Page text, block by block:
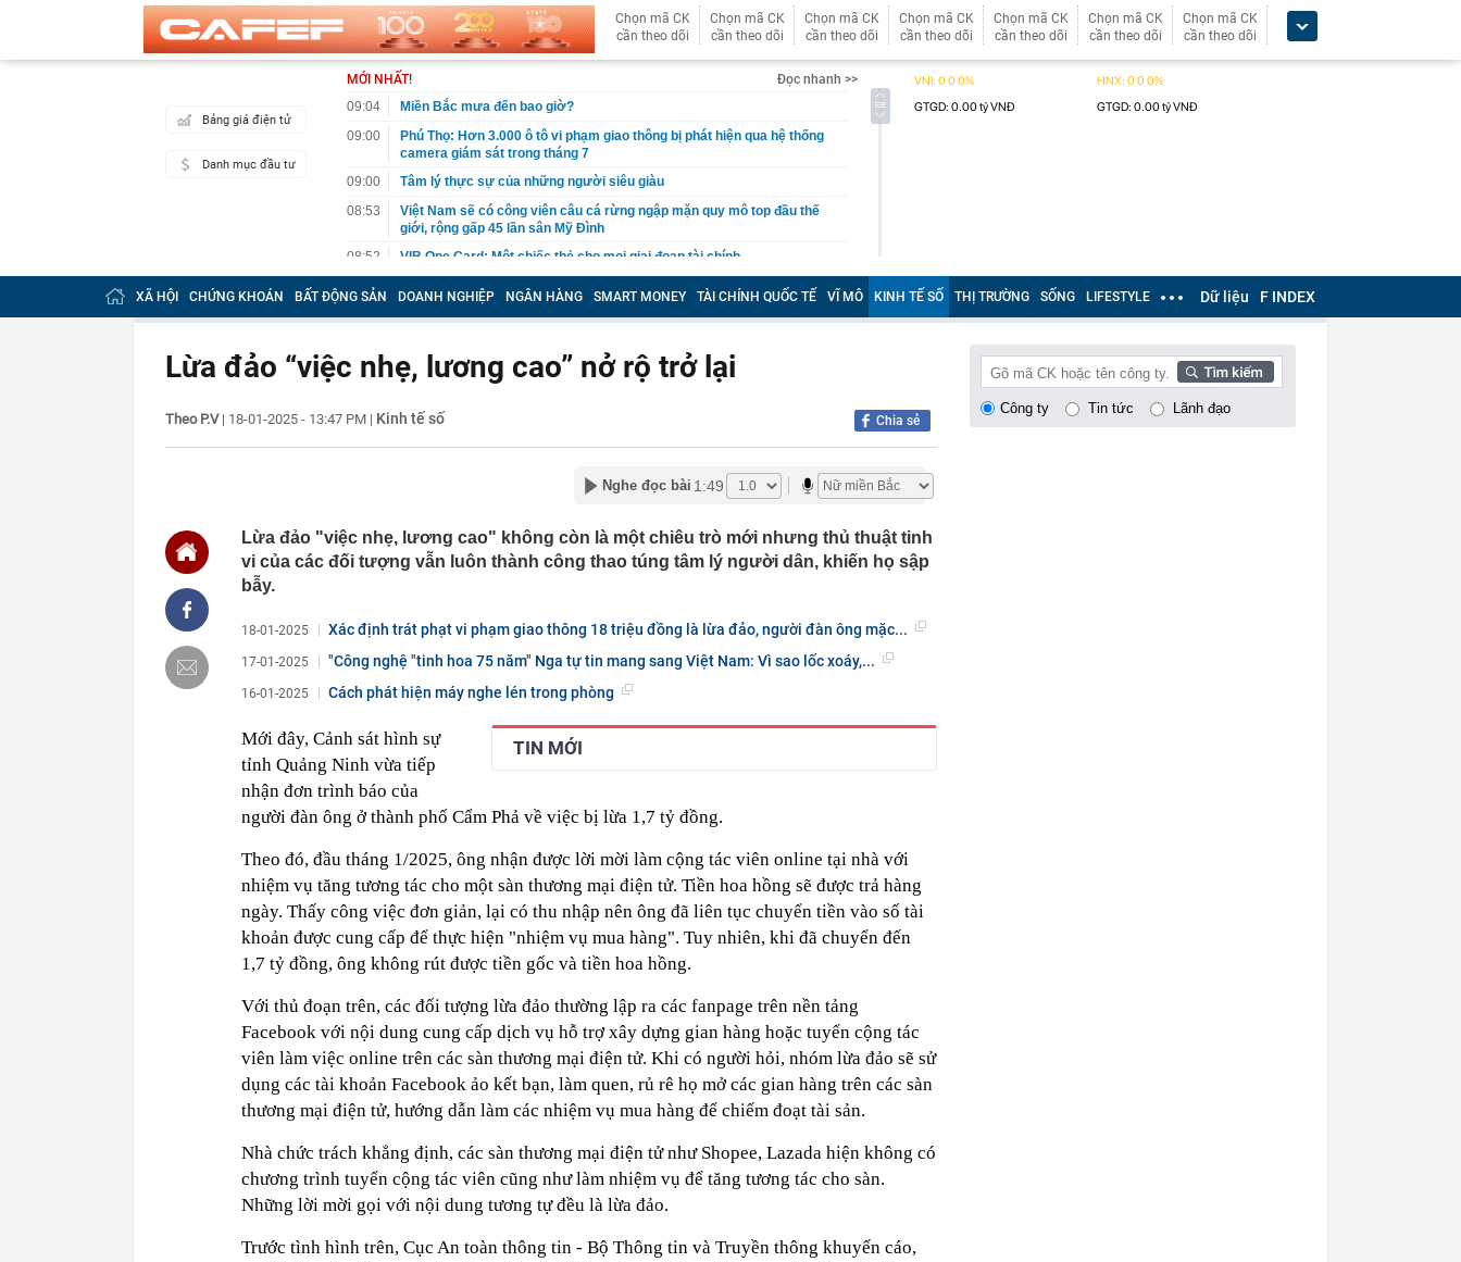
Chọn mã CK
cần theo dõi
Chọn mã CK
cần theo dõi
Chọn mã CK
cần theo dõi
Chọn mã CK
cần theo dõi
Chọn mã CK
cần theo dõi
Chọn mã CK
cần theo dõi
Chọn mã CK
cần theo dõi
Bảng giá điện tử
Danh mục đầu tư
MỚI NHẤT!
Đọc nhanh >>
09:04
Miền Bắc mưa đến bao giờ?
09:00
Phú Thọ: Hơn 3.000 ô tô vi phạm giao thông bị phát hiện qua hệ thống
camera giám sát trong tháng 7
09:00
Tâm lý thực sự của những người siêu giàu
08:53
Việt Nam sẽ có công viên câu cá rừng ngập mặn quy mô top đầu thế
giới, rộng gấp 45 lần sân Mỹ Đình
08:52
VIB One Card: Một chiếc thẻ cho mọi giai đoạn tài chính
08:50
Lý do nhà vệ sinh thường nằm ở ngoài rìa công viên?
08:47
Thông báo quan trọng đến tất cả người dùng VNeID
đây mới là xu hướng đang được ưa chuộng
08:38
Biệt thự 1.800m² gây ấn tượng với hồ nước và loạt giải pháp tiết kiệm
hiện trường lập tức bị phong tỏa
ở xã hội 6.000 tỷ đồng
08:32
Vĩnh Long: Người dân phát sinh giao dịch chuyển khoản có nội dung
sau, cần nhanh chóng trình báo công an
chóng nộp phạt nguội theo Nghị định 168
thách thức Honda Air Blade và Yamaha NVX
08:27
Ngày 7/8, Quốc hội thảo luận về chính sách đặc thù cho các dự án
08:26
Không còn chạy đua mở rộng quy mô, các đại gia BĐS đang sẽ làm gì
trong bối cảnh mới?
08:26
Nghịch lý lớn nhất của cuộc cách mạng AI
08:23
Bát phở 25.000 đồng giữa trung tâm Hà Nội gây sốt: "Cứ tưởng nhìn
nhầm, phải dụi mắt mấy lần"
08:18
Thông báo quan trọng đến người thường xuyên giao dịch chuyển
khoản
XÃ HỘI CHỨNG KHOÁN BẤT ĐỘNG SẢN DOANH NGHIỆP NGÂN HÀNG SMART MONEY TÀI CHÍNH QUỐC TẾ VĨ MÔ KINH TẾ SỐ THỊ TRƯỜNG SỐNG LIFESTYLE Dữ liệu F INDEX
Lừa đảo “việc nhẹ, lương cao” nở rộ trở lại
Theo P.V| 18-01-2025 - 13:47 PM | Kinh tế số Chia sẻ
Nghe đọc bài 1:49
Lừa đảo "việc nhẹ, lương cao" không còn là một chiêu trò mới nhưng thủ thuật tinh
vi của các đối tượng vẫn luôn thành công thao túng tâm lý người dân, khiến họ sập
bẫy.
18-01-2025 Xác định trát phạt vi phạm giao thông 18 triệu đồng là lừa đảo, người đàn ông mặc...
17-01-2025 "Công nghệ "tinh hoa 75 năm" Nga tự tin mang sang Việt Nam: Vì sao lốc xoáy,...
16-01-2025 Cách phát hiện máy nghe lén trong phòng
TIN MỚI
Mới đây, Cảnh sát hình sự
tỉnh Quảng Ninh vừa tiếp
nhận đơn trình báo của
người đàn ông ở thành phố Cẩm Phả về việc bị lừa 1,7 tỷ đồng.
Theo đó, đầu tháng 1/2025, ông nhận được lời mời làm cộng tác viên online tại nhà với
nhiệm vụ tăng tương tác cho một sàn thương mại điện tử. Tiền hoa hồng sẽ được trả hàng
ngày. Thấy công việc đơn giản, lại có thu nhập nên ông đã liên tục chuyển tiền vào số tài
khoản được cung cấp để thực hiện "nhiệm vụ mua hàng". Tuy nhiên, khi đã chuyển đến
1,7 tỷ đồng, ông không rút được tiền gốc và tiền hoa hồng.
Với thủ đoạn trên, các đối tượng lừa đảo thường lập ra các fanpage trên nền tảng
Facebook với nội dung cung cấp dịch vụ hỗ trợ xây dựng gian hàng hoặc tuyển cộng tác
viên làm việc online trên các sàn thương mại điện tử. Khi có người hỏi, nhóm lừa đảo sẽ sử
dụng các tài khoản Facebook ảo kết bạn, làm quen, rủ rê họ mở các gian hàng trên các sàn
thương mại điện tử, hướng dẫn làm các nhiệm vụ mua hàng để chiếm đoạt tài sản.
Nhà chức trách khẳng định, các sàn thương mại điện tử như Shopee, Lazada hiện không có
chương trình tuyển cộng tác viên cũng như làm nhiệm vụ để tăng tương tác cho sàn.
Những lời mời gọi với nội dung tương tự đều là lừa đảo.
Trước tình hình trên, Cục An toàn thông tin - Bộ Thông tin và Truyền thông khuyến cáo,
Công ty Tin tức Lãnh đạo